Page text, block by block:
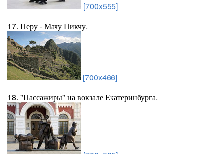
[700x555]
17. Перу - Мачу Пикчу.
[700x466]
18. "Пассажиры" на вокзале Екатеринбурга.